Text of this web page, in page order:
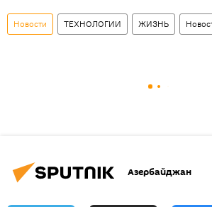
Новости ТЕХНОЛОГИИ ЖИЗНЬ
Азербайджан